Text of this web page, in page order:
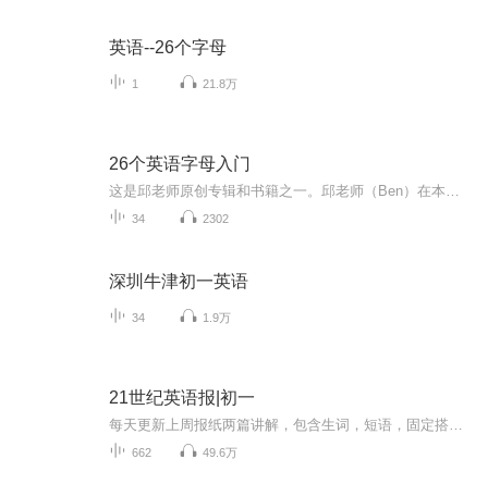
英语--26个字母
1 21.8万
26个英语字母入门
34 2302
深圳牛津初一英语
34 1.9万
21世纪英语报|初一
662 49.6万